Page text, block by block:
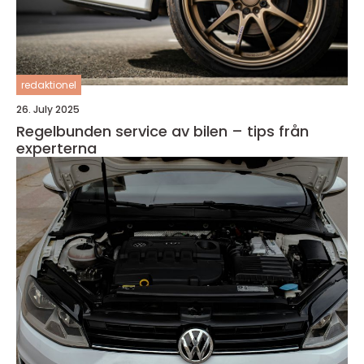
redaktionel
26. July 2025
Regelbunden service av bilen – tips från
experterna